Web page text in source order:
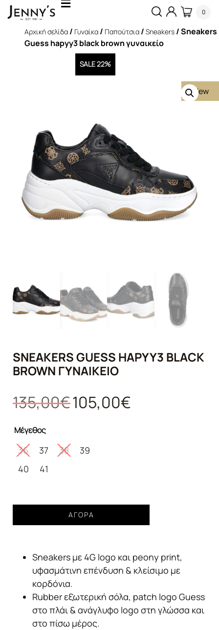
0
Αρχική σελίδα / Γυναίκα / Παπούτσια / Sneakers / Sneakers
Guess hapyy3 black brown γυναικείο
New
SALE 22%
SNEAKERS GUESS HAPYY3 BLACK
BROWN ΓΥΝΑΙΚΕΊΟ
135,00€ Original
price
105,00€
Μέγεθος
36 37 38
39
40
41
brown
γυναικείο
ποσότητα
ΑΓΟΡΆ
Sneakers με 4G logo και peony print,
υφασμάτινη επένδυση & κλείσιμο με
κορδόνια.
Rubber εξωτερική σόλα, patch logo Guess
στο πλάι & ανάγλυφο logo στη γλώσσα και
στο πίσω μέρος.